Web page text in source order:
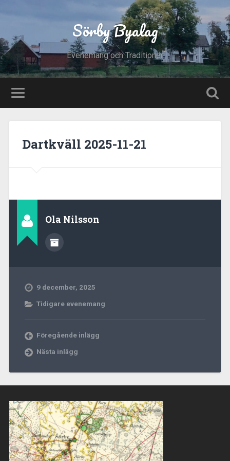
Sörby Byalag
Evenemang och Traditioner
Dartkväll 2025-11-21
Ola Nilsson
9 december, 2025
Tidigare evenemang
Föregående inlägg
Nästa inlägg